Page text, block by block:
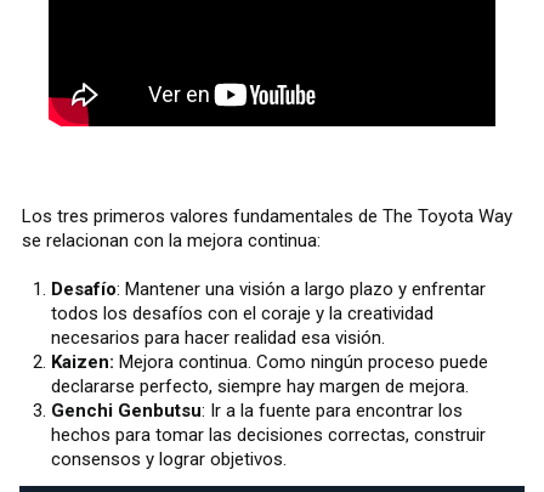
Los tres primeros valores fundamentales de The Toyota Way
se relacionan con la mejora continua:
Desafío: Mantener una visión a largo plazo y enfrentar
todos los desafíos con el coraje y la creatividad
necesarios para hacer realidad esa visión.
Kaizen: Mejora continua. Como ningún proceso puede
declararse perfecto, siempre hay margen de mejora.
Genchi Genbutsu: Ir a la fuente para encontrar los
hechos para tomar las decisiones correctas, construir
consensos y lograr objetivos.